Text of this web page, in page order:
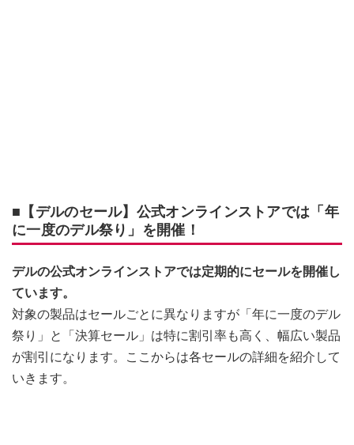
■【デルのセール】公式オンラインストアでは「年
に一度のデル祭り」を開催！
デルの公式オンラインストアでは定期的にセールを開催し
ています。
対象の製品はセールごとに異なりますが「年に一度のデル
祭り」と「決算セール」は特に割引率も高く、幅広い製品
が割引になります。ここからは各セールの詳細を紹介して
いきます。